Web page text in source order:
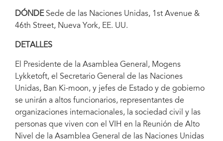
DÓNDESede de las Naciones Unidas, 1st Avenue &
46th Street, Nueva York, EE. UU.
DETALLES
El Presidente de la Asamblea General, Mogens
Lykketoft, el Secretario General de las Naciones
Unidas, Ban Ki-moon, y jefes de Estado y de gobierno
se unirán a altos funcionarios, representantes de
organizaciones internacionales, la sociedad civil y las
personas que viven con el VIH en la Reunión de Alto
Nivel de la Asamblea General de las Naciones Unidas